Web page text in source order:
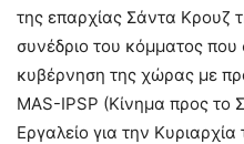
της επαρχίας Σάντα Κρουζ
συνέδριο του κόμματος που
κυβέρνηση της χώρας με
MAS-IPSP (Κίνημα προς το
Εργαλείο για την